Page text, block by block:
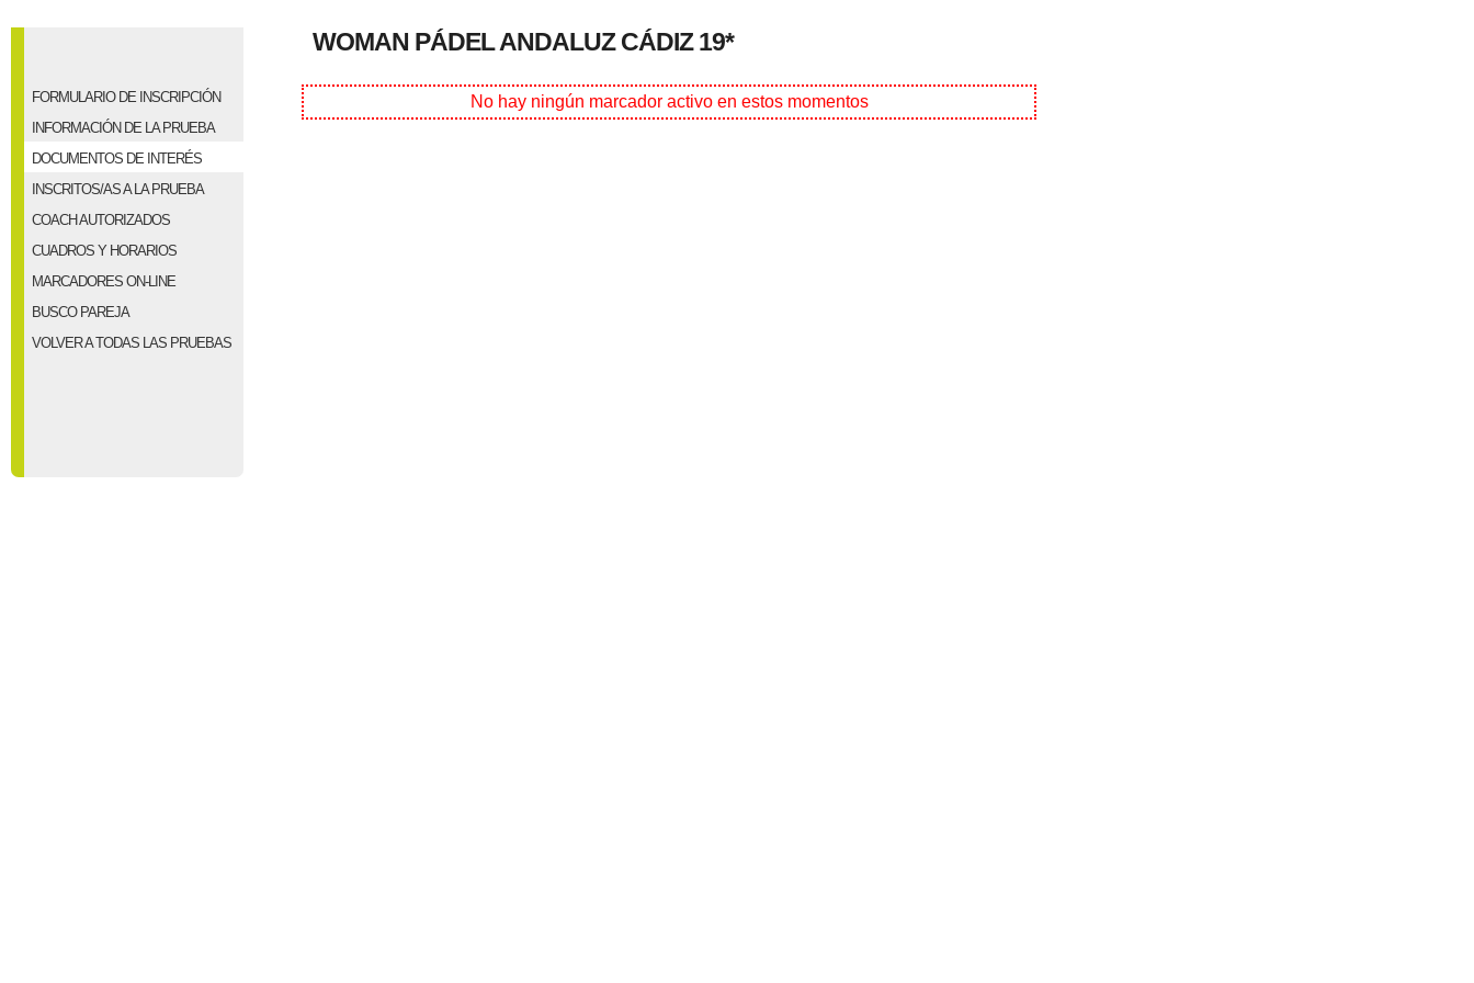
FORMULARIO DE INSCRIPCIÓN
INFORMACIÓN DE LA PRUEBA
DOCUMENTOS DE INTERÉS
INSCRITOS/AS A LA PRUEBA
COACH AUTORIZADOS
CUADROS Y HORARIOS
MARCADORES ON-LINE
BUSCO PAREJA
VOLVER A TODAS LAS PRUEBAS
WOMAN PÁDEL ANDALUZ CÁDIZ 19*
No hay ningún marcador activo en estos momentos